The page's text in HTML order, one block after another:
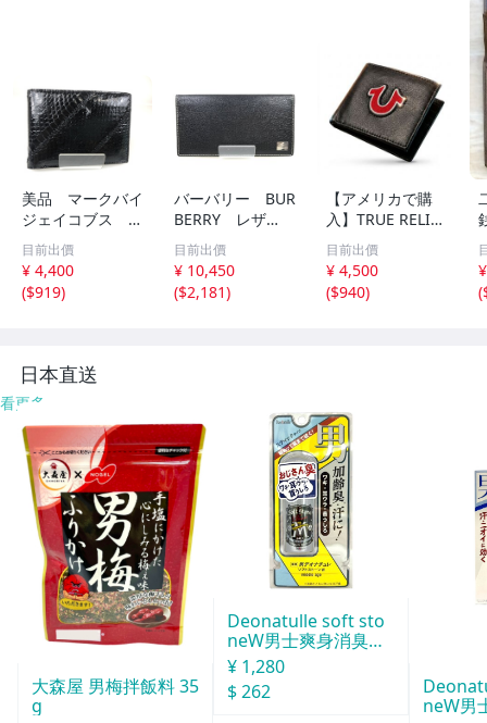
美品 マークバイ
ジェイコブス M
ARC JACOBES
二つ折り財布
パスケース付き
リザード調 ブラ
目前出價
¥ 4,400
($919)
バーバリー BUR
BERRY レザ
ー 二つ折り長財
布 札入れ ノバ
チェック/ブラッ
ク 幅：約18cm
目前出價
¥ 10,450
($2,181)
【アメリカで購
入】TRUE RELIGI
ON 二つ折り財布
お札入れ カード
ケース 名刺入れ
トゥルーレリジョ
目前出價
¥ 4,500
($940)
(
日本直送
看更多
大森屋 男梅拌飯料 35
g
Deonatulle soft sto
neW男士爽身消臭止
汗石 中世紀 20g
¥ 1,280
$ 262
neW男